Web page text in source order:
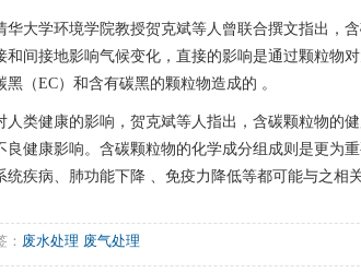
学环境学院教授贺克斌等人曾联合撰文指出，含
和间接地影响气候变化，直接的影响是通过颗粒物
黑（EC）和含有碳黑的颗粒物造成的 。
健康的影响，贺克斌等人指出，含碳颗粒物的健
良健康影响。含碳颗粒物的化学成分组成则是更为
统疾病、肺功能下降 、免疫力降低等都可能与之相关
废水处理 废气处理